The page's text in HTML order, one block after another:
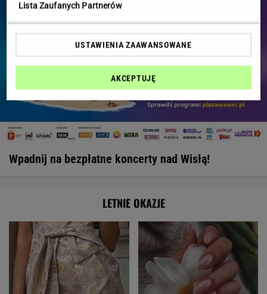
Wpadnij na bezpłatne koncerty nad Wisłą!
LETNIE OKAZJE
Lista Zaufanych Partnerów
USTAWIENIA ZAAWANSOWANE
AKCEPTUJĘ